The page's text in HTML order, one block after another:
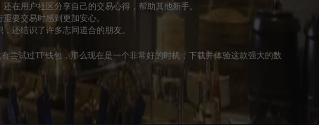
在用户社区分享自己的交易心得，帮助其他新手。
要交易时感到更加安心。
还结识了许多志同道合的朋友。
尝试过TP钱包，那么现在是一个非常好的时机，下载并体验这款强大的数